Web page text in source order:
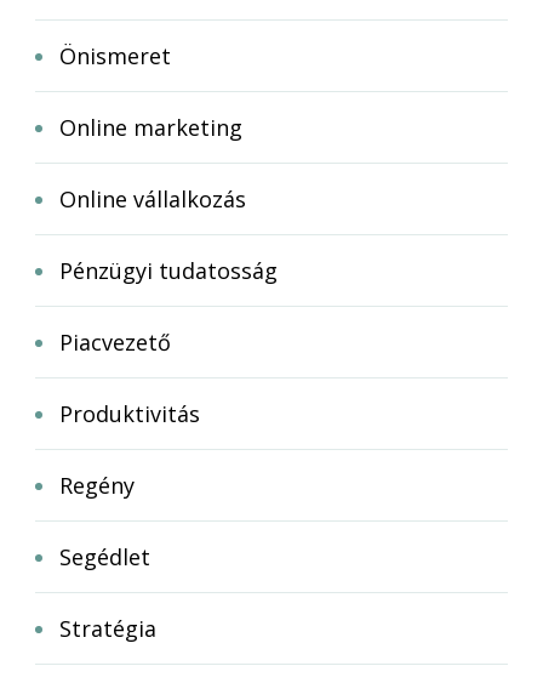
Önismeret
Online marketing
Online vállalkozás
Pénzügyi tudatosság
Piacvezető
Produktivitás
Regény
Segédlet
Stratégia